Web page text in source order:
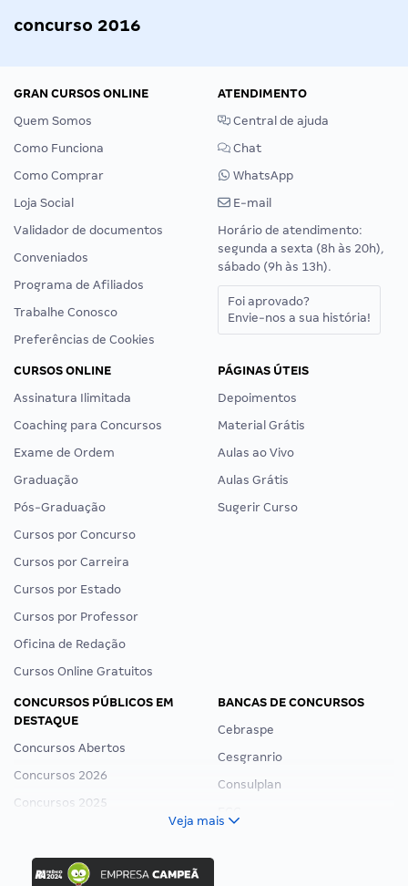
concurso 2016
GRAN CURSOS ONLINE
Quem Somos
Como Funciona
Como Comprar
Loja Social
Validador de documentos
Conveniados
Programa de Afiliados
Trabalhe Conosco
Preferências de Cookies
ATENDIMENTO
Central de ajuda
Chat
WhatsApp
E-mail
Horário de atendimento:
segunda a sexta (8h às 20h),
sábado (9h às 13h).
Foi aprovado?
Envie-nos a sua história!
CURSOS ONLINE
Assinatura Ilimitada
Coaching para Concursos
Exame de Ordem
Graduação
Pós-Graduação
Cursos por Concurso
Cursos por Carreira
Cursos por Estado
Cursos por Professor
Oficina de Redação
Cursos Online Gratuitos
PÁGINAS ÚTEIS
Depoimentos
Material Grátis
Aulas ao Vivo
Aulas Grátis
Sugerir Curso
CONCURSOS PÚBLICOS EM
DESTAQUE
Concursos Abertos
Concursos 2026
Concursos 2025
Concurso Ibama
BANCAS DE CONCURSOS
Cebraspe
Cesgranrio
Consulplan
Veja mais